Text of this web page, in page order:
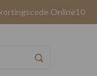
Online10